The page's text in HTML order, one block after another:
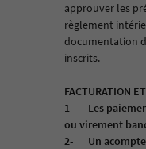
approuver les
règlement
documentation
inscrits.
FACTURATION
1-
Les
ou virement
2-
Un